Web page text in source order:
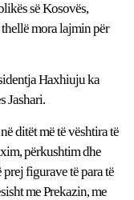
së Kosovës,
mora lajmin për
Haxhiuju ka
Jashari.
ditët më të vështira të
përkushtim dhe
figurave të para të
me Prekazin, me